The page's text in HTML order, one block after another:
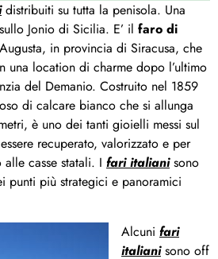
distribuiti su tutta la penisola. Una
Jonio di Sicilia. E’ il faro di
in provincia di Siracusa, che
una location di charme dopo l’ultimo
del Demanio. Costruito nel 1859
di calcare bianco che si allunga
è uno dei tanti gioielli messi sul
recuperato, valorizzato e per
casse statali. I fari italianisono
punti più strategici e panoramici
Alcuni fari
italianisono off